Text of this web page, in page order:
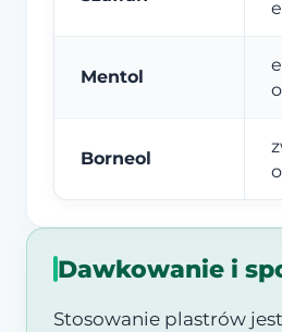
Mentol
Borneol
Dawkowanie i
Stosowanie plastrów